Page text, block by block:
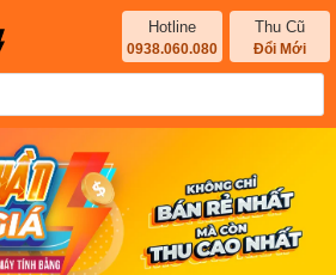
Hotline
0938.060.080
Thu Cũ
Đổi Mới